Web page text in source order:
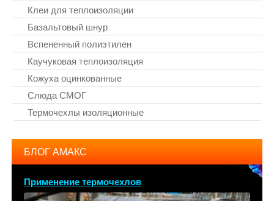
Клеи для теплоизоляции
Базальтовый шнур
Вспененный полиэтилен
Каучуковая теплоизоляция
Кожуха оцинкованные
Слюда СМОГ
Термочехлы изоляционные
БЛОГ АМАКС
Применение термочехлов